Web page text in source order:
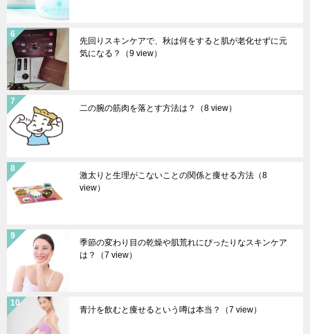
先回りスキンケアで、秋は何をすると肌が老化せずに元
気になる？
（9 view）
二の腕の筋肉を落とす方法は？ （8 view）
激太りと生理がこないことの関係と痩せる方法 （8
view）
季節の変わり目の乾燥や肌荒れにぴったりなスキンケア
は？
（7 view）
青汁を飲むと痩せるという噂は本当？ （7 view）